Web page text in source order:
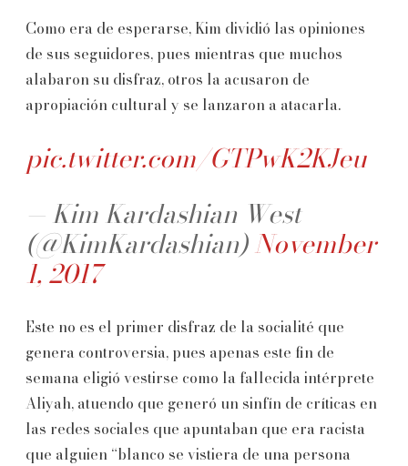
Como era de esperarse, Kim dividió las opiniones
de sus seguidores, pues mientras que muchos
alabaron su disfraz, otros la acusaron de
apropiación cultural y se lanzaron a atacarla.
pic.twitter.com/GTPwK2KJeu
— Kim Kardashian West
(@KimKardashian)November
1, 2017
Este no es el primer disfraz de la socialité que
genera controversia, pues apenas este fin de
semana eligió vestirse como la fallecida intérprete
Aliyah, atuendo que generó un sinfín de críticas en
las redes sociales que apuntaban que era racista
que alguien “blanco se vistiera de una persona